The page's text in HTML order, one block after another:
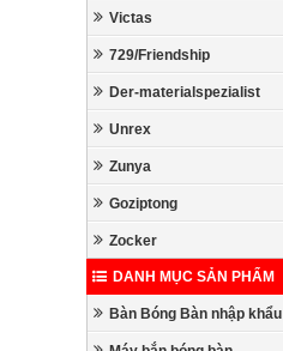
Victas
729/Friendship
Der-materialspezialist
Unrex
Zunya
Goziptong
Zocker
DANH MỤC SẢN PHẨM
Bàn Bóng Bàn nhập khẩu